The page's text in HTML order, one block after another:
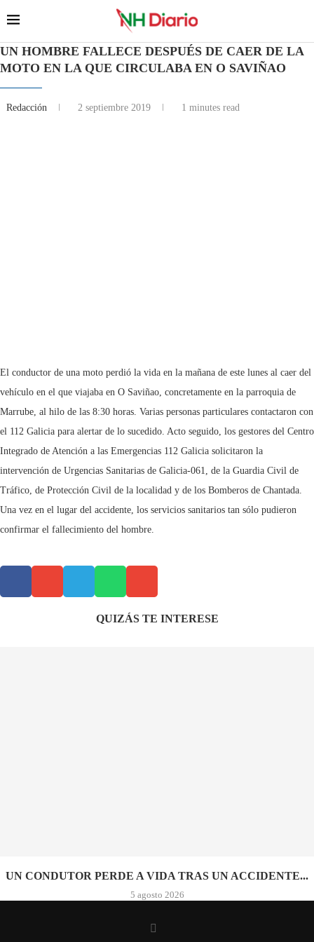
UN HOMBRE FALLECE DESPUÉS DE CAER DE LA
MOTO EN LA QUE CIRCULABA EN O SAVIÑAO
Redacción 2 septiembre 2019 1 minutes read
El conductor de una moto perdió la vida en la mañana de este lunes al caer del
vehículo en el que viajaba en O Saviñao, concretamente en la parroquia de
Marrube, al hilo de las 8:30 horas. Varias personas particulares contactaron con
el 112 Galicia para alertar de lo sucedido. Acto seguido, los gestores del Centro
Integrado de Atención a las Emergencias 112 Galicia solicitaron la
intervención de Urgencias Sanitarias de Galicia-061, de la Guardia Civil de
Tráfico, de Protección Civil de la localidad y de los Bomberos de Chantada.
Una vez en el lugar del accidente, los servicios sanitarios tan sólo pudieron
confirmar el fallecimiento del hombre.
QUIZÁS TE INTERESE
UN CONDUTOR PERDE A VIDA TRAS UN ACCIDENTE...
5 agosto 2026